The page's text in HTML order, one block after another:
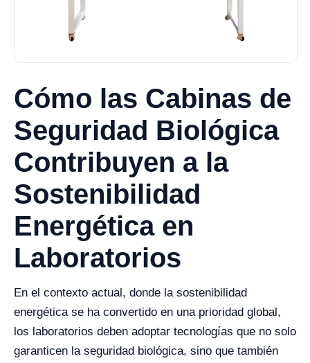
Cómo las Cabinas de
Seguridad Biológica
Contribuyen a la
Sostenibilidad
Energética en
Laboratorios
En el contexto actual, donde la sostenibilidad
energética se ha convertido en una prioridad global,
los laboratorios deben adoptar tecnologías que no solo
garanticen la seguridad biológica, sino que también